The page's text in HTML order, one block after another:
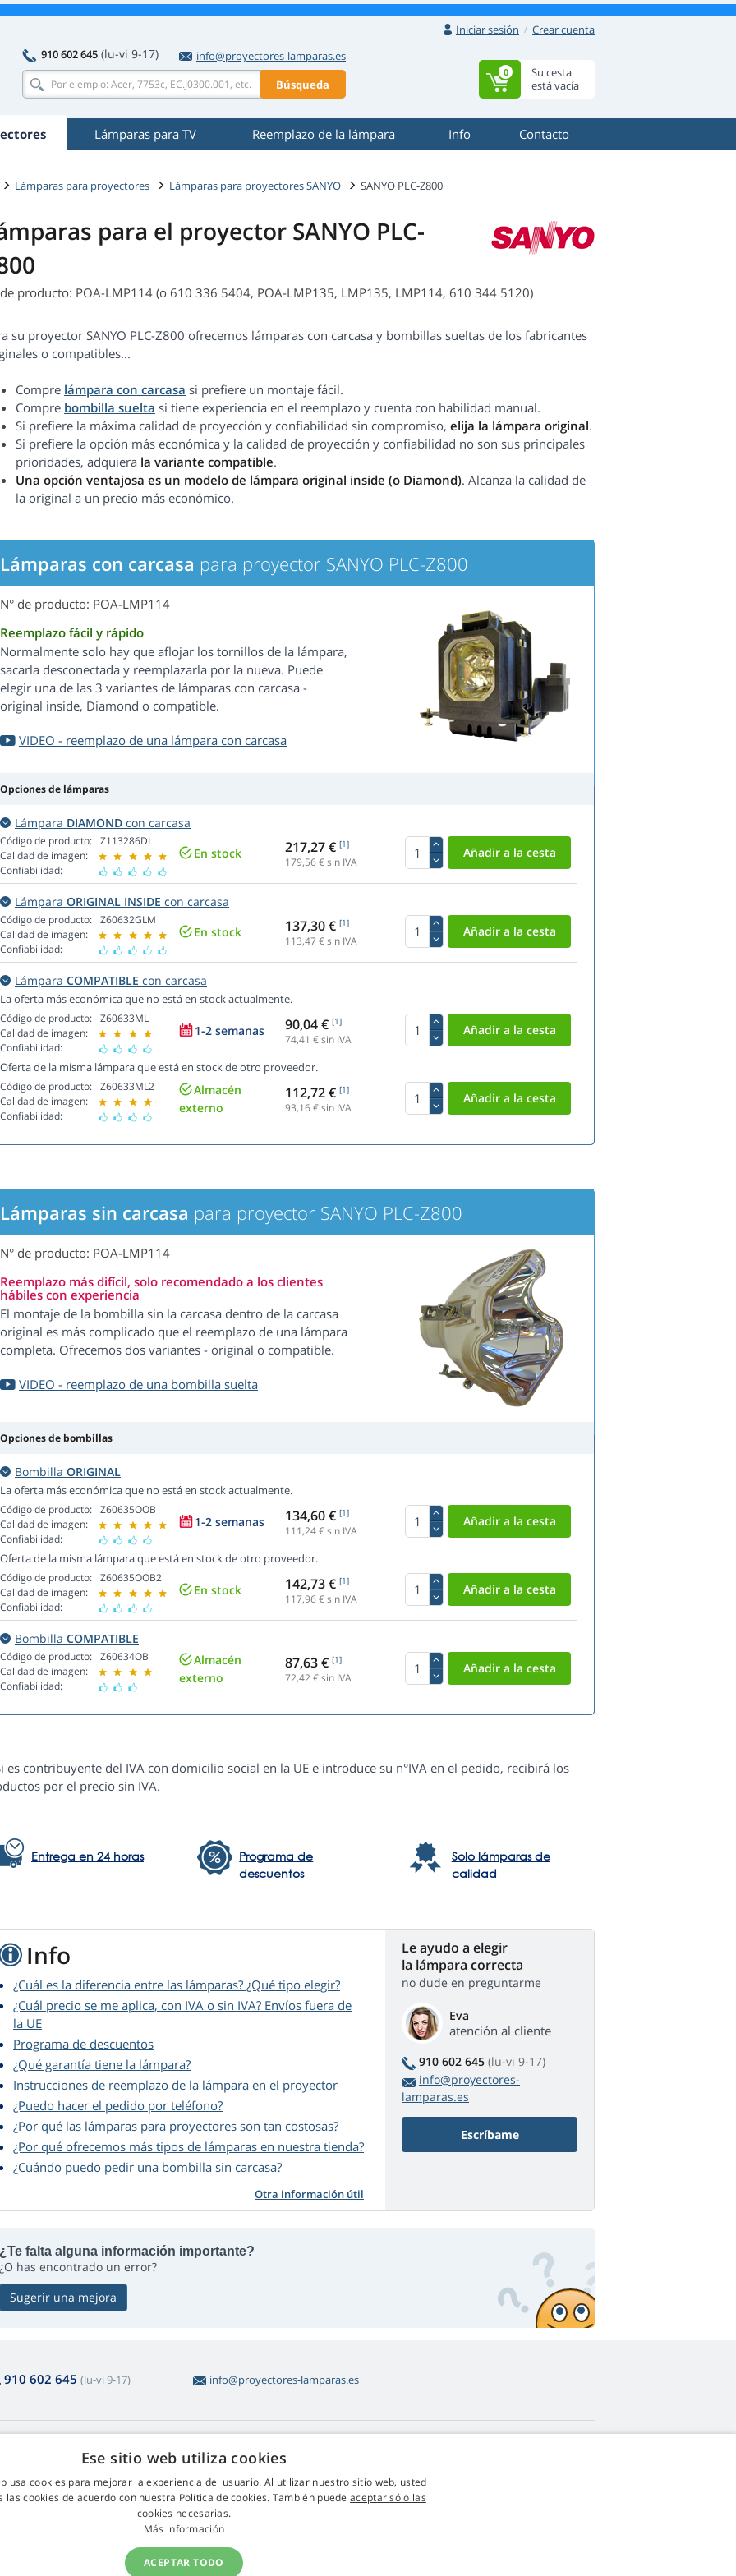
Iniciar sesión
Crear cuenta
910 602 645 (lu-vi 9-17)
info@proyectores-lamparas.es
Búsqueda
Su cesta
está vacía
0
Lámparas para TV Reemplazo de la lámpara Info Contacto
Lámparas para proyectores Lámparas para proyectores SANYO SANYO PLC-Z800
para el proyector SANYO PLC-
de producto: POA-LMP114 (o 610 336 5404, POA-LMP135, LMP135, LMP114, 610 344 5120)
su proyector SANYO PLC-Z800 ofrecemos lámparas con carcasa y bombillas sueltas de los fabricantes
o compatibles...
Compre lámpara con carcasa si prefiere un montaje fácil.
Compre bombilla suelta si tiene experiencia en el reemplazo y cuenta con habilidad manual.
Si prefiere la máxima calidad de proyección y confiabilidad sin compromiso, elija la lámpara original.
Si prefiere la opción más económica y la calidad de proyección y confiabilidad no son sus principales
prioridades, adquiera la variante compatible.
Una opción ventajosa es un modelo de lámpara original inside (o Diamond). Alcanza la calidad de
la original a un precio más económico.
Lámparas con carcasa para proyector SANYO PLC-Z800
N° de producto: POA-LMP114
Reemplazo fácil y rápido
Normalmente solo hay que aflojar los tornillos de la lámpara,
sacarla desconectada y reemplazarla por la nueva. Puede
elegir una de las 3 variantes de lámparas con carcasa -
original inside, Diamond o compatible.
VIDEO - reemplazo de una lámpara con carcasa
Opciones de lámparas
Lámpara DIAMOND con carcasa
Código de producto:
Calidad de imagen:
Confiabilidad:
Z113286DL
En stock 217,27 € [1]
179,56€ sin IVA
Lámpara ORIGINAL INSIDE con carcasa
Código de producto:
Calidad de imagen:
Confiabilidad:
Z60632GLM
En stock 137,30 € [1]
113,47 € sin IVA
Lámpara COMPATIBLE con carcasa
La oferta más económica que no está en stock actualmente.
Código de producto:
Calidad de imagen:
Confiabilidad:
Z60633ML
1-2 semanas 90,04 € [1]
74,41 € sin IVA
Oferta de la misma lámpara que está en stock de otro proveedor.
Código de producto:
Calidad de imagen:
Confiabilidad:
Z60633ML2
Almacén
externo
112,72 € [1]
93,16€ sin IVA
Lámparas sin carcasa para proyector SANYO PLC-Z800
N° de producto: POA-LMP114
Reemplazo más difícil, solo recomendado a los clientes
hábiles con experiencia
El montaje de la bombilla sin la carcasa dentro de la carcasa
original es más complicado que el reemplazo de una lámpara
completa. Ofrecemos dos variantes - original o compatible.
VIDEO - reemplazo de una bombilla suelta
Opciones de bombillas
Bombilla ORIGINAL
La oferta más económica que no está en stock actualmente.
Código de producto:
Calidad de imagen:
Confiabilidad:
Z60635OOB
1-2 semanas 134,60 € [1]
111,24€ sin IVA
Oferta de la misma lámpara que está en stock de otro proveedor.
Código de producto:
Calidad de imagen:
Confiabilidad:
Z60635OOB2
En stock 142,73 € [1]
117,96€ sin IVA
Bombilla COMPATIBLE
Código de producto:
Calidad de imagen:
Confiabilidad:
Z60634OB
Almacén
externo
87,63 € [1]
72,42€ sin IVA
es contribuyente del IVA con domicilio social en la UE e introduce su n°IVA en el pedido, recibirá los
por el precio sin IVA.
Entrega en 24 horas
Programa de
descuentos
Solo lámparas de
calidad
Info
¿Cuál es la diferencia entre las lámparas? ¿Qué tipo elegir?
¿Cuál precio se me aplica, con IVA o sin IVA? Envíos fuera de
la UE
Programa de descuentos
¿Qué garantía tiene la lámpara?
Instrucciones de reemplazo de la lámpara en el proyector
¿Puedo hacer el pedido por teléfono?
¿Por qué las lámparas para proyectores son tan costosas?
¿Por qué ofrecemos más tipos de lámparas en nuestra tienda?
¿Cuándo puedo pedir una bombilla sin carcasa?
Otra información útil
Le ayudo a elegir
la lámpara correcta
no dude en preguntarme
Eva
atención al cliente
910 602 645 (lu-vi 9-17)
info@proyectores-
lamparas.es
Escríbame
¿Te falta alguna información importante?
¿O has encontrado un error?
Sugerir una mejora
910 602 645 (lu-vi 9-17) info@proyectores-lamparas.es
y reclamaciones
sencilla de productos
comerciales
Contacto
GDRP
Ese sitio web utiliza cookies
usa cookies para mejorar la experiencia del usuario. Al utilizar nuestro sitio web, usted
las cookies de acuerdo con nuestra Política de cookies. También puedeaceptar sólo las
cookies necesarias.
Más información
ACEPTAR TODO